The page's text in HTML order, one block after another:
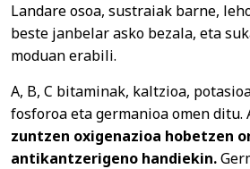
Landare osoa, sustraiak barne,
beste janbelar asko bezala, eta
moduan erabili.
A, B, C bitaminak, kaltzioa,
fosforoa eta germanioa omen ditu.
zuntzen oxigenazioa hobetzen
antikantzerigeno handiekin.